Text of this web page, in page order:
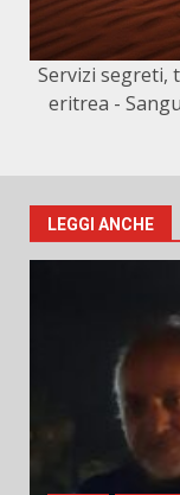
Servizi segreti,
eritrea -
LEGGI ANCHE